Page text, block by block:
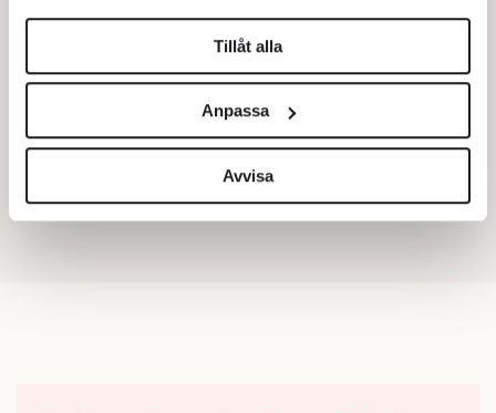
helst från cookie-förklaringen.
Vi använder enhetsidentifierare för att anpassa innehållet
för sociala medier och analysera vår trafik. Vi
vidarebefordrar även sådana identifierare och annan
information från din enhet till de sociala medier och
annons- och analysföretag som vi samarbetar med.
Dessa kan i sin tur kombinera informationen med annan
Tillåt alla
Anpassa
Avvisa